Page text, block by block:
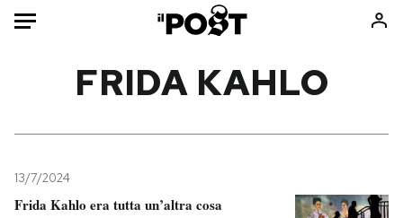
Mondo
Politica
Consumismi
FRIDA KAHLO
13/7/2024
Frida Kahlo era tutta un’altra cosa